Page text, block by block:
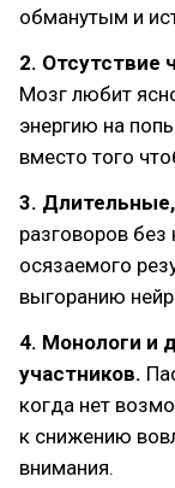
обманутым и
2. Отсутствие
Мозг любит
энергию на
вместо того
3.
разговоров без
осязаемого
выгоранию
4. Монологи и
участников.
когда нет
к снижению
внимания.